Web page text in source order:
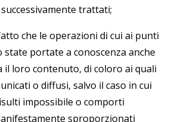
trattati;
che le operazioni di cui ai punti
state portate a conoscenza anche
loro contenuto, di coloro ai quali
o diffusi, salvo il caso in cui
impossibile o comporti
sproporzionati